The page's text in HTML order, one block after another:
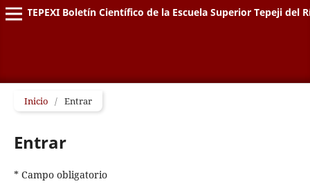
TEPEXI Boletín Científico de la Escuela Superior Tepeji del
Inicio / Entrar
Entrar
* Campo obligatorio